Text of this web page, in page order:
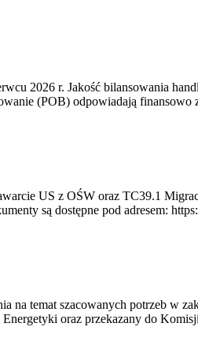
2026 r. Jakość bilansowania
(POB) odpowiadają finansowo
US z OŚW oraz TC39.1
są dostępne pod adresem:
na temat szacowanych potrzeb w
oraz przekazany do